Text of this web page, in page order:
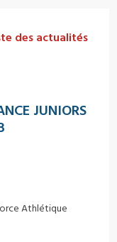
des actualités
JUNIORS
Athlétique